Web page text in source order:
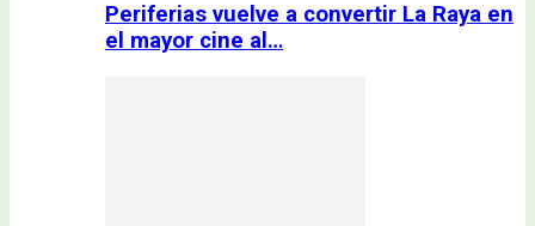
Periferias vuelve a convertir La Raya en
el mayor cine al…